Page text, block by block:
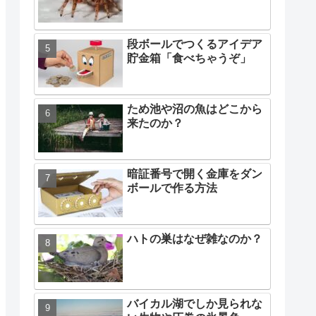
段ボールでつくるアイデア
貯金箱「食べちゃうぞ」
ため池や沼の魚はどこから
来たのか？
暗証番号で開く金庫をダン
ボールで作る方法
ハトの巣はなぜ雑なのか？
バイカル湖でしか見られな